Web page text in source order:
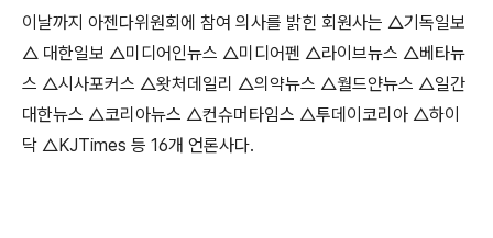
이날까지 아젠다위원회에 참여 의사를 밝힌 회원사는 △기독일보
△ 대한일보 △미디어인뉴스 △미디어펜 △라이브뉴스 △베타뉴
스 △시사포커스 △왓처데일리 △의약뉴스 △월드얀뉴스 △일간
대한뉴스 △코리아뉴스 △컨슈머타임스 △투데이코리아 △하이
닥 △KJTimes 등 16개 언론사다.